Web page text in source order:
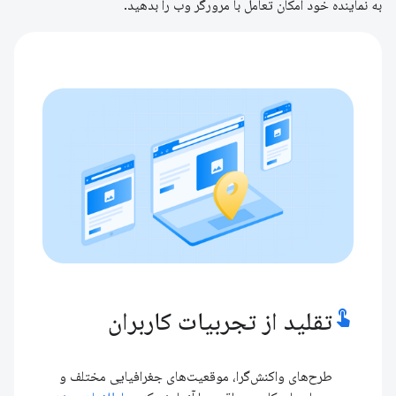
به نماینده خود امکان تعامل با مرورگر وب را بدهید.
touch_app تقلید از تجربیات کاربران
طرح‌های واکنش‌گرا، موقعیت‌های جغرافیایی مختلف و